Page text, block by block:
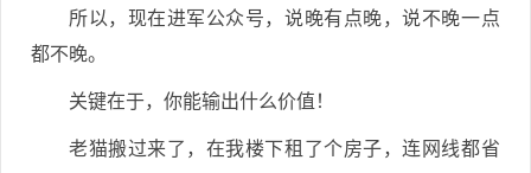
所以，现在进军公众号，说晚有点晚，说不晚一点
都不晚。
关键在于，你能输出什么价值！
老猫搬过来了，在我楼下租了个房子，连网线都省